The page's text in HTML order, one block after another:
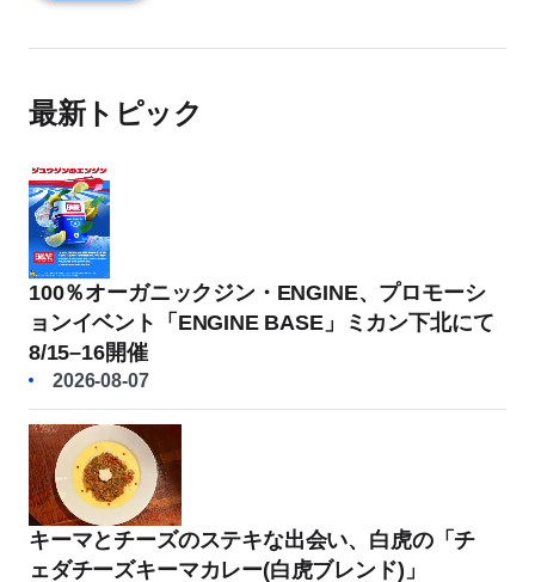
最新トピック
100％オーガニックジン・ENGINE、プロモーシ
ョンイベント「ENGINE BASE」ミカン下北にて
8/15–16開催
2026-08-07
キーマとチーズのステキな出会い、白虎の「チ
ェダチーズキーマカレー(白虎ブレンド)」